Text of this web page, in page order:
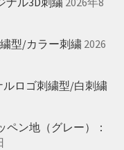
型/カラー刺繍 2026
ルロゴ刺繍型/白刺繍
ン地（グレー）：